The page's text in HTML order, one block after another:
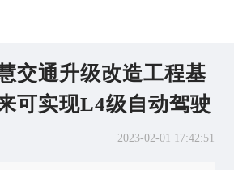
交通升级改造工程基
可实现L4级自动驾驶
2023-02-01 17:42:51